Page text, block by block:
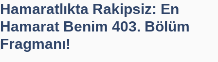
Hamaratlıkta Rakipsiz: En
Hamarat Benim 403. Bölüm
Fragmanı!